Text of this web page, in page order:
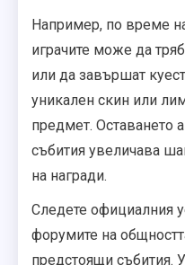
Например, по време
играчите може да
или да завършат
уникален скин или
предмет. Оставането
събития увеличава
на награди.
Следете официалния
форумите на
предстоящи събития.